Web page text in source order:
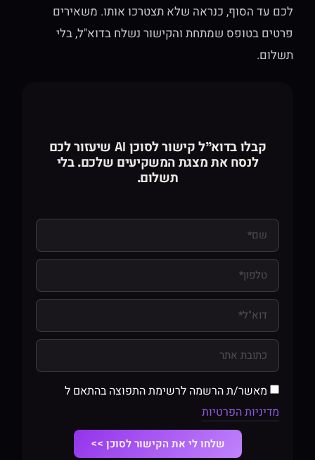
לכם עד הסוף, כנראה שלא תצטרכו אותו. משאירים
פרטים בטופס שמתחת והקישור נשלח בדוא"ל, בלי
תשלום.
קבלו בדוא"ל קישור לסוכן AI שיעזור לכם
לנסח את מצגת המשקיעים שלכם. בלי
תשלום.
מאשר/ת הרשמה לרשימת התפוצה בהתאם ל
מדיניות הפרטיות
שלחו לי את הקישור לסוכן >>